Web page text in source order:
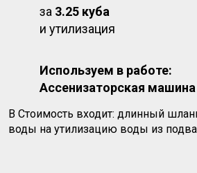
за 3.25 куба
и утилизация
Используем в работе:
Ассенизаторская
В Стоимость входит: длинный
воды на утилизацию воды из